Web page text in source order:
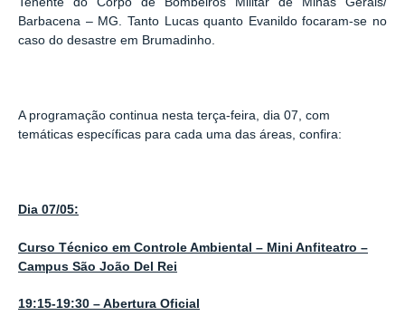
Barbacena – MG. Tanto Lucas quanto Evanildo focaram-se no
caso do desastre em Brumadinho.
A programação continua nesta terça-feira, dia 07, com
temáticas específicas para cada uma das áreas, confira:
Dia 07/05:
Curso Técnico em Controle Ambiental – Mini Anfiteatro –
Campus São João Del Rei
19:15-19:30 – Abertura Oficial